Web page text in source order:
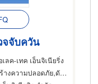
จจับควัน
ลค-เทค เอ็นจิเนียริ่ง
-เครื่องและอุปกรณ์-ซ่อม,อุปกรณ์กำจัดฝุ่นและควัน